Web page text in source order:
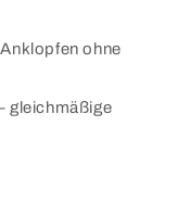
ohne
gleichmäßige